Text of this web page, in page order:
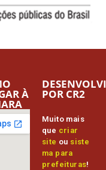
À
Muito mais
que criar
site ou siste
ma para
prefeituras!
POR CR2